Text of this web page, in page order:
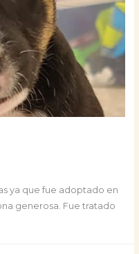
ya que fue adoptado en
generosa. Fue tratado